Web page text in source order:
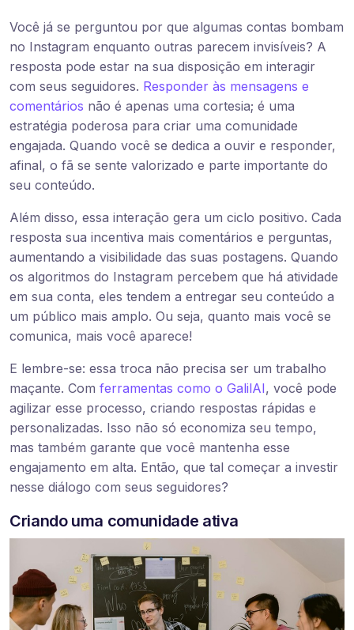
Você já se perguntou por que algumas contas bombam
no Instagram enquanto outras parecem invisíveis? A
resposta pode estar na sua disposição em interagir
com seus seguidores. Responder às mensagens e
comentários não é apenas uma cortesia; é uma
estratégia poderosa para criar uma comunidade
engajada. Quando você se dedica a ouvir e responder,
afinal, o fã se sente valorizado e parte importante do
seu conteúdo.
Além disso, essa interação gera um ciclo positivo. Cada
resposta sua incentiva mais comentários e perguntas,
aumentando a visibilidade das suas postagens. Quando
os algoritmos do Instagram percebem que há atividade
em sua conta, eles tendem a entregar seu conteúdo a
um público mais amplo. Ou seja, quanto mais você se
comunica, mais você aparece!
E lembre-se: essa troca não precisa ser um trabalho
maçante. Com ferramentas como o GalilAI, você pode
agilizar esse processo, criando respostas rápidas e
personalizadas. Isso não só economiza seu tempo,
mas também garante que você mantenha esse
engajamento em alta. Então, que tal começar a investir
nesse diálogo com seus seguidores?
Criando uma comunidade ativa